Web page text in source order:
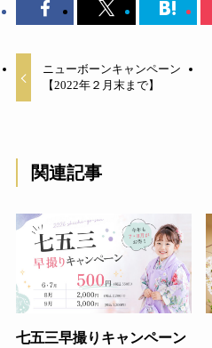
ニューボーンキャンペーン
【2022年２月末まで】
関連記事
七五三早撮りキャンペーン